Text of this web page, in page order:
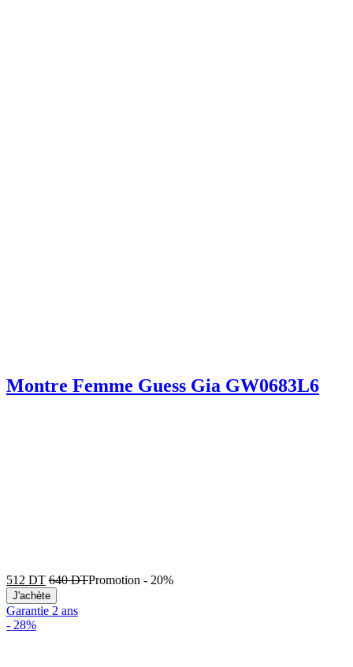
Montre Femme Guess Gia GW0683L6
512 DT 640DTPromotion - 20%
J'achète
Garantie 2 ans
- 28%